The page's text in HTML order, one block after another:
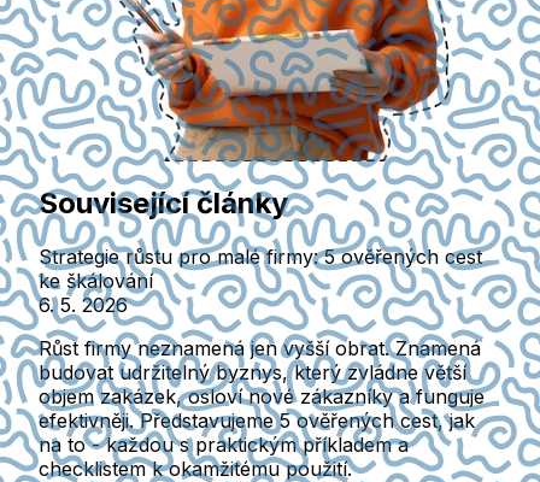
Související články
Strategie růstu pro malé firmy: 5 ověřených cest
ke škálování
6. 5. 2026
Růst firmy neznamená jen vyšší obrat. Znamená
budovat udržitelný byznys, který zvládne větší
objem zakázek, osloví nové zákazníky a funguje
efektivněji. Představujeme 5 ověřených cest, jak
na to - každou s praktickým příkladem a
checklistem k okamžitému použití.